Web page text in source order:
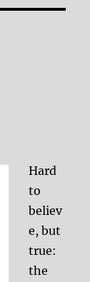
Hard
to
believ
e, but
true:
the